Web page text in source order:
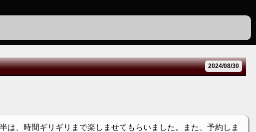
2024/08/30
、時間ギリギリまで楽しませてもらいました。また、予約しま